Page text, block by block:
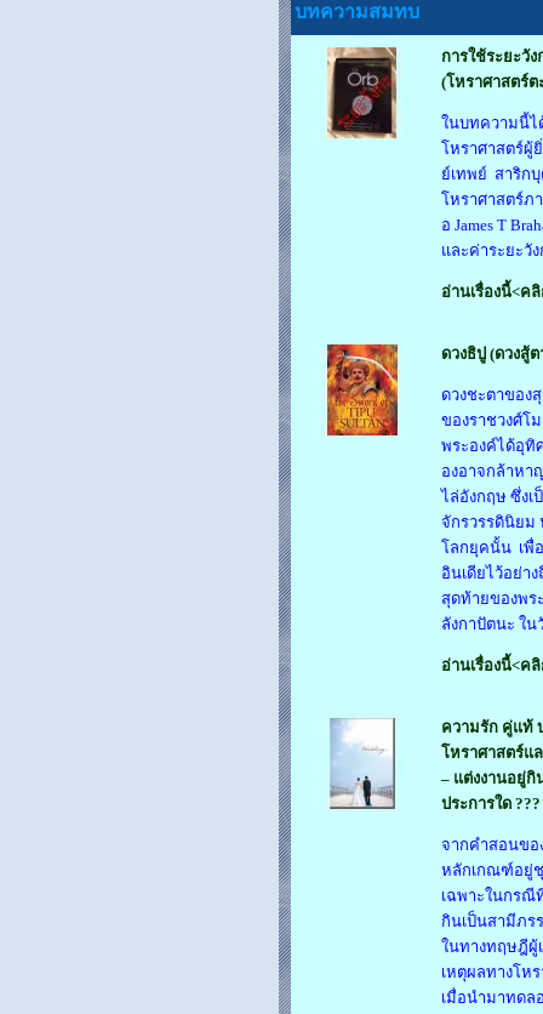
บทความสมทบ
การใช้ระยะวั
(โหราศาสตร์ต
ในบทความนี้ไ
โหราศาสตร์ผู้
ย์เทพย์ สาริก
โหราศาสตร์ภ
อ James T
และค่าระยะวั
อ่านเรื่องนี้<คลิ
ดวงธิปู (ดวงสู้ต
ดวงชะตาของ
ของราชวงศ์โ
พระองค์ได้อุทิ
องอาจกล้าห
ไล่อังกฤษ ซึ่งเ
จักรวรรดินิยม
โลกยุคนั้น เพื่
อินเดียไว้อย่า
สุดท้ายของพร
ลังกาปัตนะ ใ
อ่านเรื่องนี้<คลิ
ความรัก คู่แท้
โหราศาสตร์แ
– แต่งงานอยู่
ประการใด ???
จากคำสอนขอ
หลักเกณฑ์อยู่
เฉพาะในกรณี
กินเป็นสามีภร
ในทางทฤษฎีผู้
เหตุผลทางโ
เมื่อนำมาทดล